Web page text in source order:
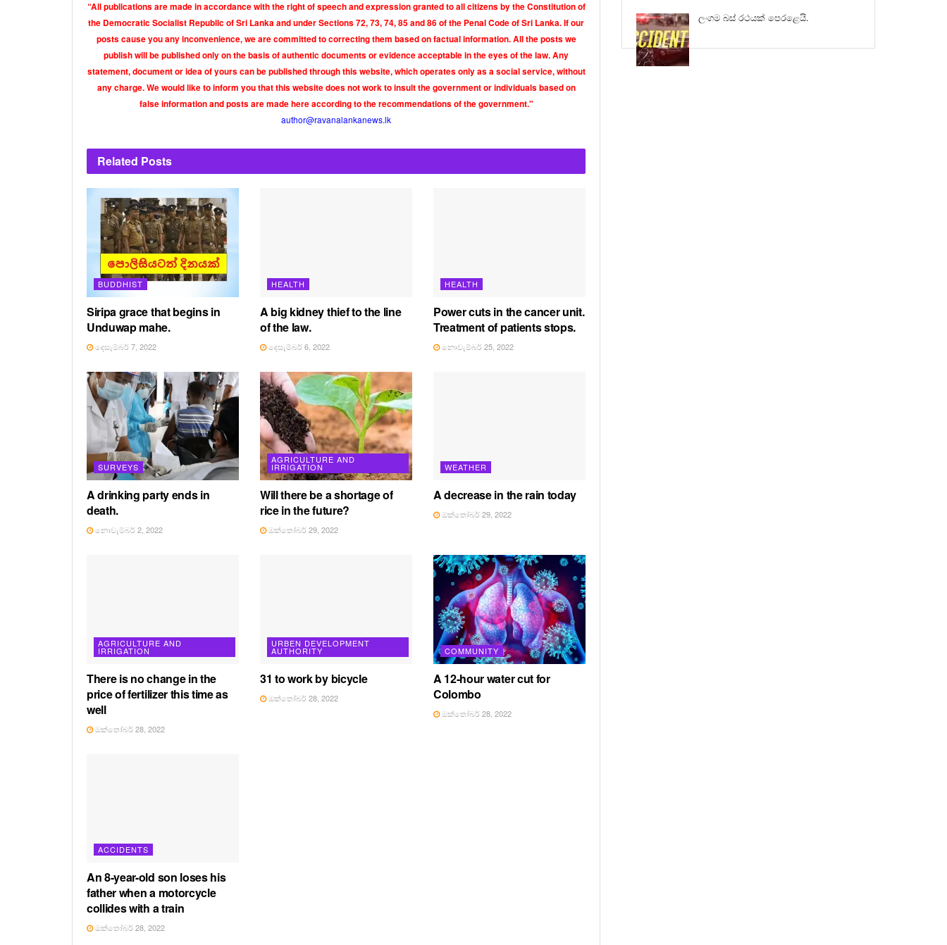
“All publications are made in accordance with the right of speech and expression granted to all citizens by the Constitution of
the Democratic Socialist Republic of Sri Lanka and under Sections 72, 73, 74, 85 and 86 of the Penal Code of Sri Lanka. If our
posts cause you any inconvenience, we are committed to correcting them based on factual information. All the posts we
publish will be published only on the basis of authentic documents or evidence acceptable in the eyes of the law. Any
statement, document or idea of yours can be published through this website, which operates only as a social service, without
any charge. We would like to inform you that this website does not work to insult the government or individuals based on
false information and posts are made here according to the recommendations of the government."
author@ravanalankanews.lk
Related Posts
BUDDHIST
Siripa grace that begins in
Unduwap mahe.
දෙසැම්බර් 7, 2022
HEALTH
A big kidney thief to the line
of the law.
දෙසැම්බර් 6, 2022
HEALTH
Power cuts in the cancer unit.
Treatment of patients stops.
නොවැම්බර් 25, 2022
SURVEYS
A drinking party ends in
death.
නොවැම්බර් 2, 2022
AGRICULTURE AND
IRRIGATION
Will there be a shortage of
rice in the future?
ඔක්තෝබර් 29, 2022
WEATHER
A decrease in the rain today
ඔක්තෝබර් 29, 2022
AGRICULTURE AND
IRRIGATION
There is no change in the
price of fertilizer this time as
well
ඔක්තෝබර් 28, 2022
URBEN DEVELOPMENT
AUTHORITY
31 to work by bicycle
ඔක්තෝබර් 28, 2022
COMMUNITY
A 12-hour water cut for
Colombo
ඔක්තෝබර් 28, 2022
ACCIDENTS
An 8-year-old son loses his
father when a motorcycle
collides with a train
ඔක්තෝබර් 28, 2022
ලංගම බස් රථයක් පෙරළෙයි.